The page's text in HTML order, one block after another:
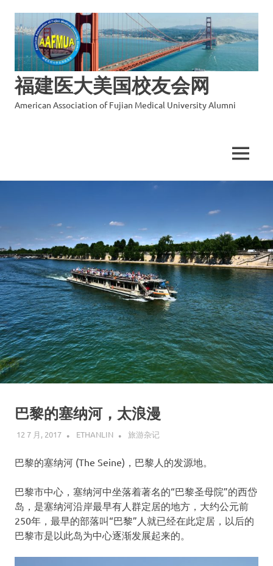
福建医大美国校友会网
American Association of Fujian Medical University Alumni
MENU
巴黎的塞纳河，太浪漫
12 7 月, 2017 ETHANLIN 旅游杂记
巴黎的塞纳河 (The Seine)，巴黎人的发源地。
巴黎市中心，塞纳河中坐落着著名的“巴黎圣母院”的西岱
岛，是塞纳河沿岸最早有人群定居的地方，大约公元前
250年，最早的部落叫“巴黎”人就已经在此定居，以后的
巴黎市是以此岛为中心逐渐发展起来的。